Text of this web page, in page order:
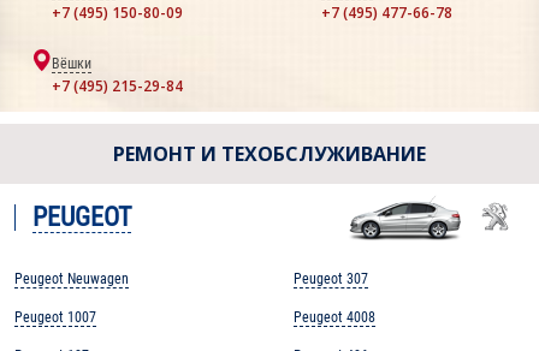
+7 (495) 150-80-09 +7 (495) 477-66-78
Вёшки
+7 (495) 215-29-84
РЕМОНТ И ТЕХОБСЛУЖИВАНИЕ
PEUGEOT
Peugeot Neuwagen
Peugeot 1007
Peugeot 307
Peugeot 4008